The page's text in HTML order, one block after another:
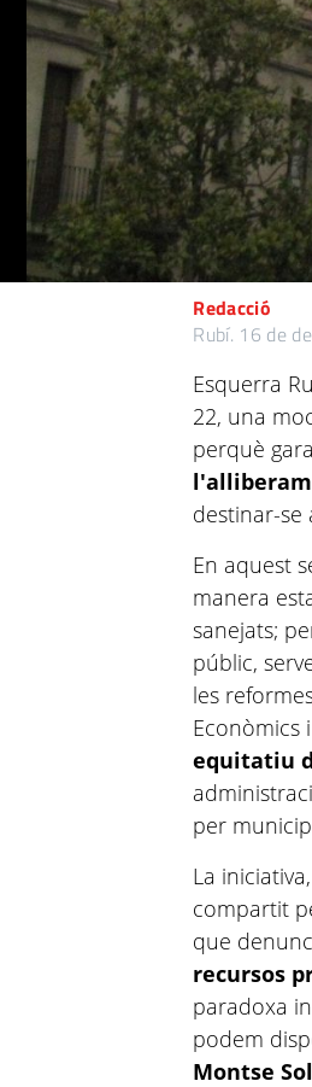
Redacció
Rubí. 16 de
Esquerra
22, una
perquè
destinar-se
En aquest
manera
sanejats;
públic,
les
Econòmics
equitatiu
per
La
compartit
que
recursos
paradoxa
podem
Montse